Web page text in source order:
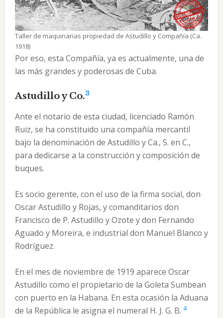
Taller de maquinarias propiedad de Astudillo y Compañía (Ca.
1918)
Por eso, esta Compañía, ya es actualmente, una de
las más grandes y poderosas de Cuba.
Astudillo y Co.3
Ante el notario de esta ciudad, licenciado Ramón
Ruiz, se ha constituido una compañía mercantil
bajo la denominación de Astudillo y Ca., S. en C.,
para dedicarse a la construcción y composición de
buques.
Es socio gerente, con el uso de la firma social, don
Oscar Astudillo y Rojas, y comanditarios don
Francisco de P. Astudillo y Ozote y don Fernando
Aguado y Moreira, e industrial don Manuel Blanco y
Rodríguez.
En el mes de noviembre de 1919 aparece Oscar
Astudillo como el propietario de la Goleta Sumbean
con puerto en la Habana. En esta ocasión la Aduana
de la República le asigna el numeral H. J. G. B. 4